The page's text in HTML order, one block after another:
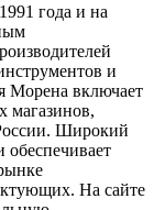
года и на
и
Морена включает
магазинов,
Широкий
обеспечивает
На сайте